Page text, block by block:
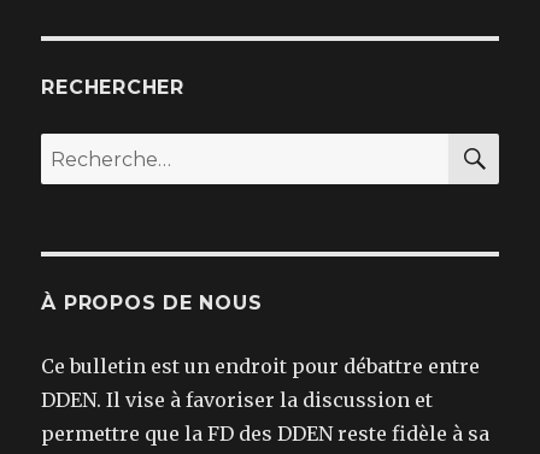
RECHERCHER
Recherche
pour :
À PROPOS DE NOUS
Ce bulletin est un endroit pour débattre entre
DDEN. Il vise à favoriser la discussion et
permettre que la FD des DDEN reste fidèle à sa